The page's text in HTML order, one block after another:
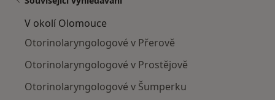
V okolí Olomouce
Otorinolaryngologové v Přerově
Otorinolaryngologové v Prostějově
Otorinolaryngologové v Šumperku